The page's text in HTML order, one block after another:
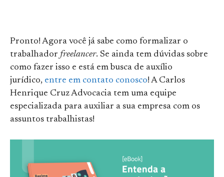
Pronto! Agora você já sabe como formalizar o
trabalhador freelancer. Se ainda tem dúvidas sobre
como fazer isso e está em busca de auxílio
jurídico, entre em contato conosco! A Carlos
Henrique Cruz Advocacia tem uma equipe
especializada para auxiliar a sua empresa com os
assuntos trabalhistas!